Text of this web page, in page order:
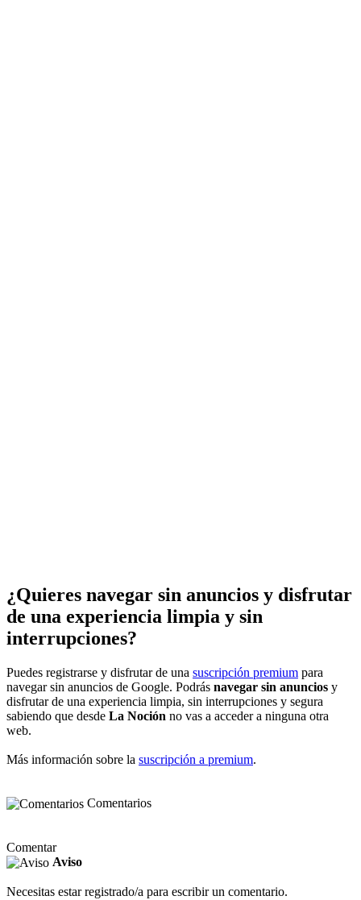
¿Quieres navegar sin anuncios y disfrutar
de una experiencia limpia y sin
interrupciones?
Puedes registrarse y disfrutar de una suscripción premium para
navegar sin anuncios de Google. Podrás navegar sin anuncios y
disfrutar de una experiencia limpia, sin interrupciones y segura
sabiendo que desde La Noción no vas a acceder a ninguna otra
web.
Más información sobre la suscripción a premium.
Comentarios
Comentar
Aviso
Necesitas estar registrado/a para escribir un comentario.